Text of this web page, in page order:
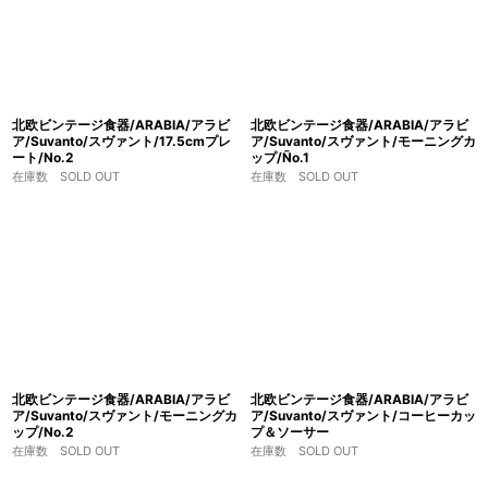
北欧ビンテージ食器/ARABIA/アラビ
ア/Suvanto/スヴァント/17.5cmプレ
ート/No.2
在庫数 SOLD OUT
北欧ビンテージ食器/ARABIA/アラビ
ア/Suvanto/スヴァント/モーニングカ
ップ/Ño.1
在庫数 SOLD OUT
北欧ビンテージ食器/ARABIA/アラビ
ア/Suvanto/スヴァント/モーニングカ
ップ/No.2
在庫数 SOLD OUT
北欧ビンテージ食器/ARABIA/アラビ
ア/Suvanto/スヴァント/コーヒーカッ
プ＆ソーサー
在庫数 SOLD OUT